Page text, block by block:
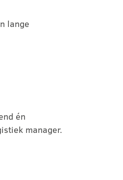
lange
én
manager.